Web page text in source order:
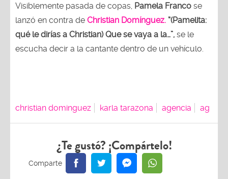
Visiblemente pasada de copas, Pamela Franco se
lanzó en contra de Christian Domínguez. “(Pamelita:
qué le dirías a Christian) Que se vaya a la…”, se le
escucha decir a la cantante dentro de un vehículo.
christian dominguez karla tarazona agencia ag
¿Te gustó? ¡Compártelo!